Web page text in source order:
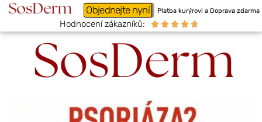
Objednejte nyní Platba kurýrovi a Doprava zdarma
Hodnocení zákazníků:     